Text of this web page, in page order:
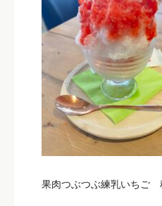
果肉つぶつぶ練乳いちご